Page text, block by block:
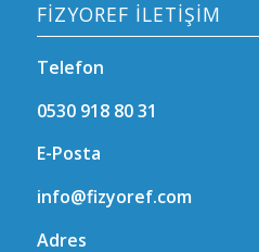
FİZYOREF İLETİŞİM
Telefon
0530 918 80 31
E-Posta
info@fizyoref.com
Adres